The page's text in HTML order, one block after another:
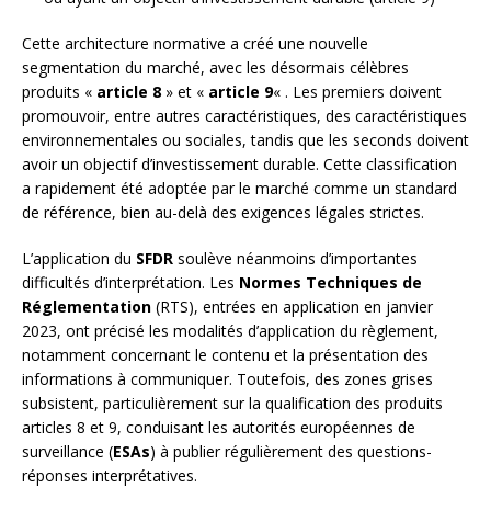
Cette architecture normative a créé une nouvelle
segmentation du marché, avec les désormais célèbres
produits « article 8 » et « article 9« . Les premiers doivent
promouvoir, entre autres caractéristiques, des caractéristiques
environnementales ou sociales, tandis que les seconds doivent
avoir un objectif d’investissement durable. Cette classification
a rapidement été adoptée par le marché comme un standard
de référence, bien au-delà des exigences légales strictes.
L’application du SFDR soulève néanmoins d’importantes
difficultés d’interprétation. Les Normes Techniques de
Réglementation (RTS), entrées en application en janvier
2023, ont précisé les modalités d’application du règlement,
notamment concernant le contenu et la présentation des
informations à communiquer. Toutefois, des zones grises
subsistent, particulièrement sur la qualification des produits
articles 8 et 9, conduisant les autorités européennes de
surveillance (ESAs) à publier régulièrement des questions-
réponses interprétatives.